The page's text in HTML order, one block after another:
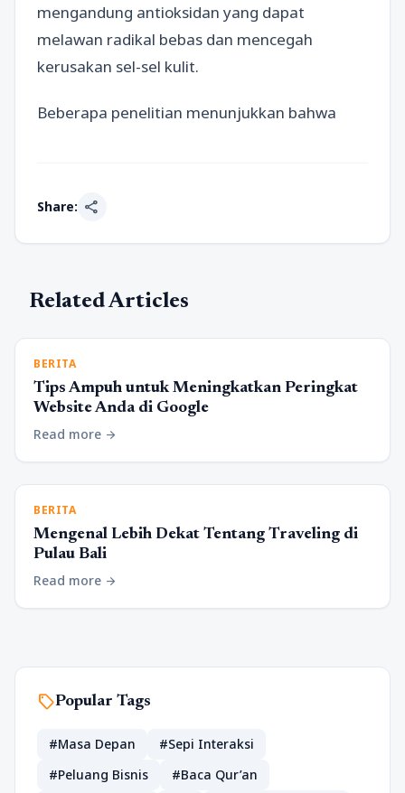
mengandung antioksidan yang dapat
melawan radikal bebas dan mencegah
kerusakan sel-sel kulit.
Beberapa penelitian menunjukkan bahwa
Share: share
Related Articles
BERITA
Tips Ampuh untuk Meningkatkan Peringkat
Website Anda di Google
Read more arrow_forward
BERITA
Mengenal Lebih Dekat Tentang Traveling di
Pulau Bali
Read more arrow_forward
sellPopular Tags
#Masa Depan
#Sepi Interaksi
#Peluang Bisnis
#Baca Qur’an